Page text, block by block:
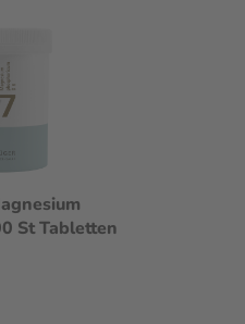
St Tabletten